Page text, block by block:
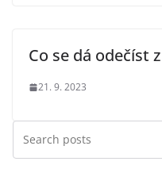
Co se dá odečíst
21. 9. 2023